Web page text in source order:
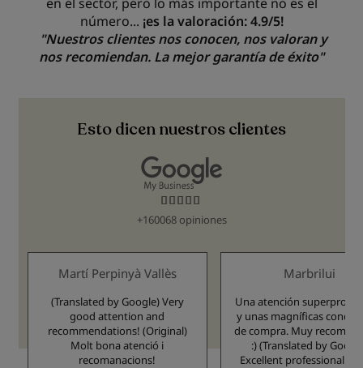
número... ¡es la valoración: 4.9/5!
"Nuestros clientes nos conocen, nos valoran y
nos recomiendan. La mejor garantía de éxito"
Esto dicen nuestros clientes
98.396%
+160068 opiniones
Martí Perpinyà Vallès
(Translated by Google) Very
good attention and
recommendations! (Original)
Molt bona atenció i
recomanacions!
Marbrilui
Una atención
y unas magníficas
de compra. Muy
:) (Translated by Google)
Excellent professional